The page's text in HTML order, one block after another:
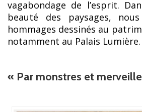
vagabondage de l’esprit.
beauté des paysages,
hommages dessinés au
notamment au Palais Lumière.
« Par monstres et